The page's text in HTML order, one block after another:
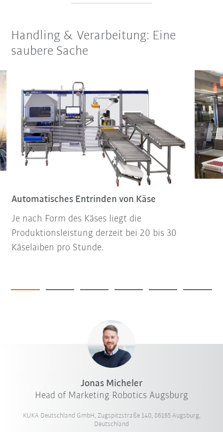
Handling & Verarbeitung: Eine
saubere Sache
Automatisches Entrinden von Käse
Je nach Form des Käses liegt die
Produktionsleistung derzeit bei 20 bis 30
Käselaiben pro Stunde.
Jonas Micheler
Head of Marketing Robotics Augsburg
KUKA Deutschland GmbH, Zugspitzstraße 140, 86165 Augsburg,
Deutschland